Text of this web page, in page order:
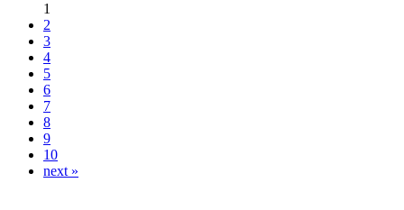
1
2
3
4
5
6
7
8
9
10
next »